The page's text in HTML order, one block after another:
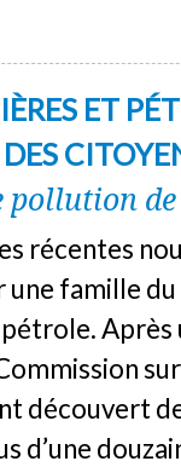
ET
pollution
récentes
famille
Après
découvert
d’une